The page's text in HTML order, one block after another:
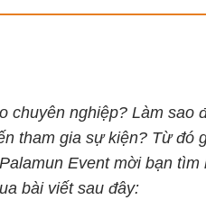
chuyên nghiệp? Làm sao
tham gia sự kiện? Từ đó
Event mời bạn
bài viết sau đây: